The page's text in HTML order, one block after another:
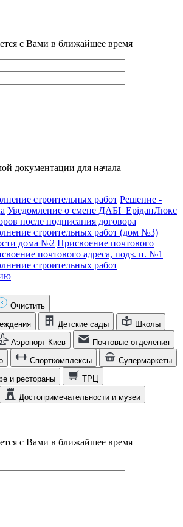
с Вами в ближайшее время
документации для начала
строительных работ Решение -
Уведомление о смене ДАБІ_ЕріданЛюкс
после подписания договора
строительных работ (дом №3)
дома №2 Присвоение почтового
почтового адреса, подз. п. №1
строительных работ
Очистить
Детские сады
Школы
Аэропорт Киев
Почтовые отделения
Спорткомплексы
Супермаркеты
и рестораны
ТРЦ
Достопримечательности и музеи
с Вами в ближайшее время